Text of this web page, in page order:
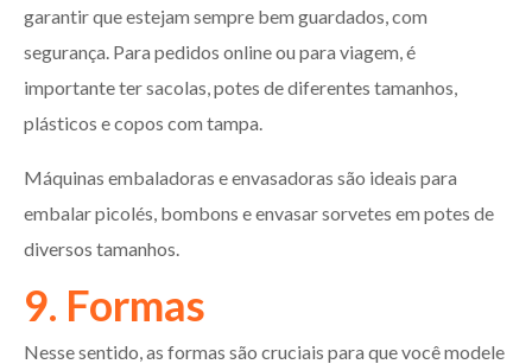
garantir que estejam sempre bem guardados, com
segurança. Para pedidos online ou para viagem, é
importante ter sacolas, potes de diferentes tamanhos,
plásticos e copos com tampa.
Máquinas embaladoras e envasadoras são ideais para
embalar picolés, bombons e envasar sorvetes em potes de
diversos tamanhos.
9. Formas
Nesse sentido, as formas são cruciais para que você modele